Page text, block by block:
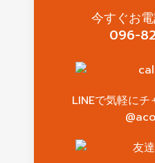
今すぐお
096-
LINEで気軽にチ